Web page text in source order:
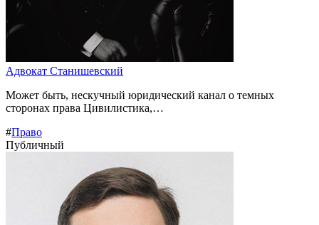
Адвокат Станишевский
Может быть, нескучный юридический канал о темных
сторонах права Цивилистика,…
#Право
Публичный